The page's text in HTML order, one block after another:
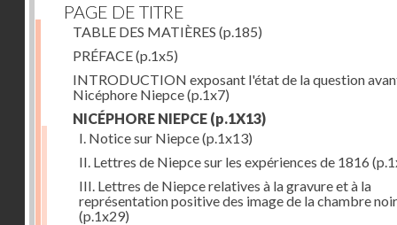
PAGE DE TITRE
TABLE DES MATIÈRES (p.185)
PRÉFACE(p.1x5)
INTRODUCTION exposant l'état de la question
Nicéphore Niepce(p.1x7)
NICÉPHORE NIEPCE (p.1X13)
I. Notice sur Niepce(p.1x13)
II. Lettres de Niepce sur les expériences de 1816
III. Lettres de Niepce relatives à la gravure et à la
représentation positive des image de la chambre
(p.1x29)